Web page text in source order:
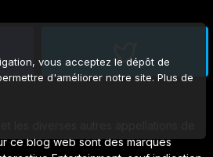
et les diverses autres appellations de
ce blog web sont des marques
vous acceptez le dépôt de
d'améliorer notre site. Plus de